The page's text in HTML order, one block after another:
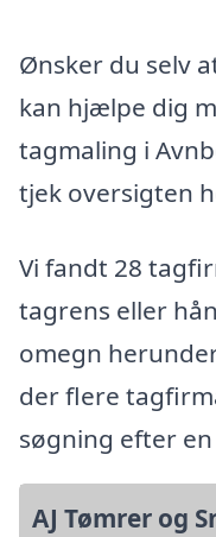
Ønsker du selv
kan hjælpe dig
tagmaling i
tjek oversigten
Vi fandt 28
tagrens eller
omegn
der flere
søgning efter
AJ Tømrer og